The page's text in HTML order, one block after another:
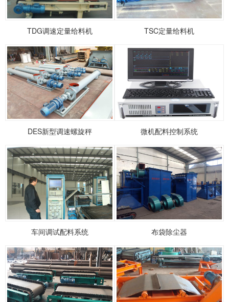
TDG调速定量给料机 TSC定量给料机
DES新型调速螺旋秤 微机配料控制系统
车间调试配料系统 布袋除尘器